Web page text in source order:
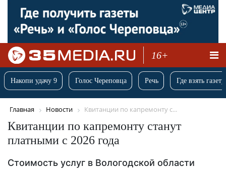
16+
Накопи удачу 9 Голос Череповца Речь Где взять
Главная Новости Квитанции по капремонту с...
Квитанции по капремонту станут
платными с 2026 года
Стоимость услуг в Вологодской области